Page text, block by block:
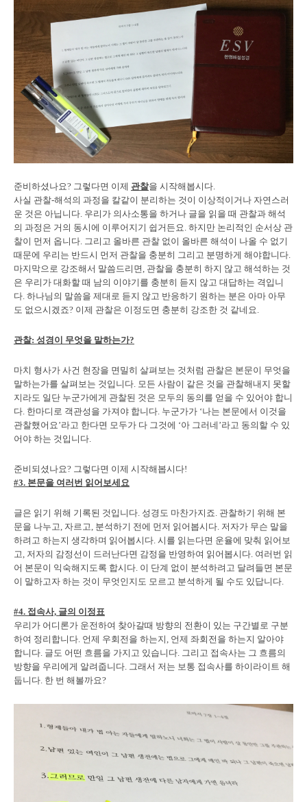
준비하셨나요? 그렇다면 이제 관찰을 시작해봅시다.
사실 관찰-해석의 과정을 칼같이 분리하는 것이 이상적이거나 자연스러
운 것은 아닙니다. 우리가 의사소통을 하거나 글을 읽을 때 관찰과 해석
의 과정은 거의 동시에 이루어지기 쉽거든요. 하지만 논리적인 순서상 관
찰이 먼저 옵니다. 그리고 올바른 관찰 없이 올바른 해석이 나올 수 없기
때문에 우리는 반드시 먼저 관찰을 충분히 그리고 분명하게 해야합니다.
마지막으로 강조해서 말씀드리면, 관찰을 충분히 하지 않고 해석하는 것
은 우리가 대화할 때 남의 이야기를 충분히 듣지 않고 대답하는 격입니
다. 하나님의 말씀을 제대로 듣지 않고 반응하기 원하는 분은 아마 아무
도 없으시겠죠? 이제 관찰은 이정도면 충분히 강조한 것 같네요.
관찰: 성경이 무엇을 말하는가?
마치 형사가 사건 현장을 면밀히 살펴보는 것처럼 관찰은 본문이 무엇을
말하는가를 살펴보는 것입니다. 모든 사람이 같은 것을 관찰해내지 못할
지라도 일단 누군가에게 관찰된 것은 모두의 동의를 얻을 수 있어야 합니
다. 한마디로 객관성을 가져야 합니다. 누군가가 ‘나는 본문에서 이것을
관찰했어요’라고 한다면 모두가 다 그것에 ‘아 그러네’라고 동의할 수 있
어야 하는 것입니다.
준비되셨나요? 그렇다면 이제 시작해봅시다!
#3. 본문을 여러번 읽어보세요
글은 읽기 위해 기록된 것입니다. 성경도 마찬가지죠. 관찰하기 위해 본
문을 나누고, 자르고, 분석하기 전에 먼저 읽어봅시다. 저자가 무슨 말을
하려고 하는지 생각하며 읽어봅시다. 시를 읽는다면 운율에 맞춰 읽어보
고, 저자의 감정선이 드러난다면 감정을 반영하여 읽어봅시다. 여러번 읽
어 본문이 익숙해지도록 합시다. 이 단계 없이 분석하려고 달려들면 본문
이 말하고자 하는 것이 무엇인지도 모르고 분석하게 될 수도 있답니다.
#4. 접속사, 글의 이정표
우리가 어디론가 운전하여 찾아갈때 방향의 전환이 있는 구간별로 구분
하여 정리합니다. 언제 우회전을 하는지, 언제 좌회전을 하는지 알아야
합니다. 글도 어떤 흐름을 가지고 있습니다. 그리고 접속사는 그 흐름의
방향을 우리에게 알려줍니다. 그래서 저는 보통 접속사를 하이라이트 해
둡니다. 한 번 해볼까요?